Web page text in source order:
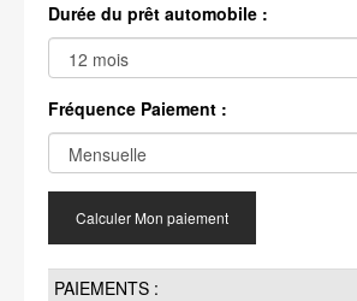
Durée du prêt automobile :
Fréquence Paiement :
Calculer Mon paiement
PAIEMENTS :